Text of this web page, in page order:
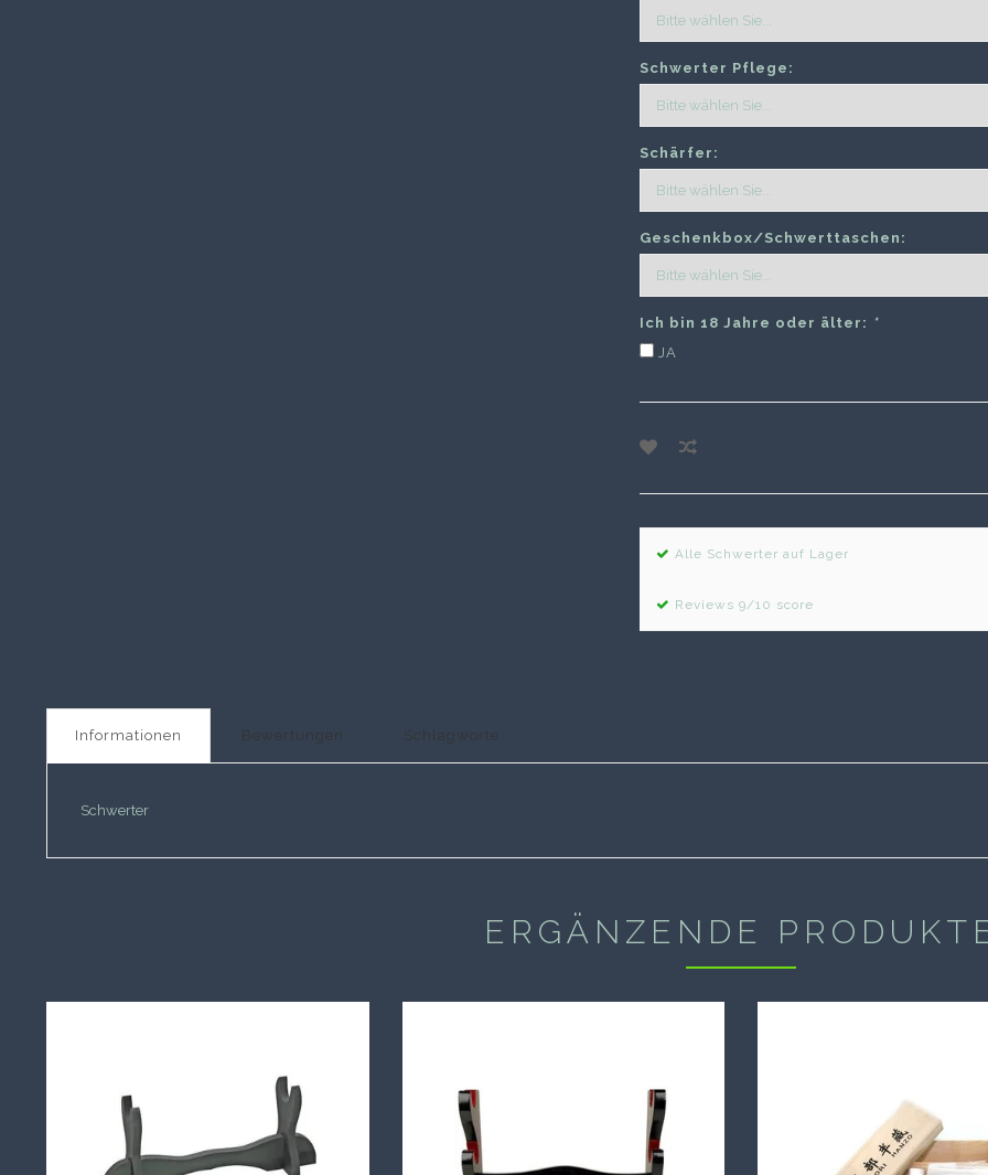
Schwerter Pflege:
Schärfer:
Geschenkbox/Schwerttaschen:
Ich bin 18 Jahre oder älter: *
JA
Alle Schwerter auf Lager
Reviews 9/10 score
Informationen Bewertungen Schlagworte
Schwerter
ERGÄNZENDE